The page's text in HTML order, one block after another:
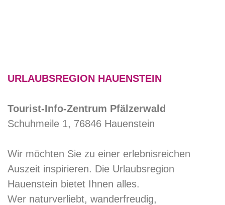
URLAUBSREGION HAUENSTEIN
Tourist-Info-Zentrum Pfälzerwald
Schuhmeile 1, 76846 Hauenstein
Wir möchten Sie zu einer erlebnisreichen
Auszeit inspirieren. Die Urlaubsregion
Hauenstein bietet Ihnen alles.
Wer naturverliebt, wanderfreudig,